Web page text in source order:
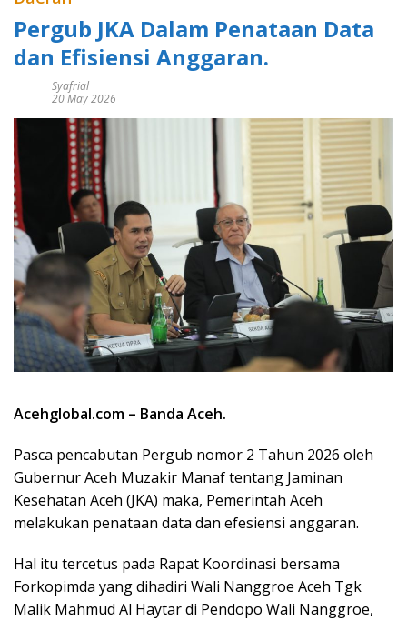
Pergub JKA Dalam Penataan Data
dan Efisiensi Anggaran.
Syafrial
20 May 2026
Acehglobal.com – Banda Aceh.
Pasca pencabutan Pergub nomor 2 Tahun 2026 oleh
Gubernur Aceh Muzakir Manaf tentang Jaminan
Kesehatan Aceh (JKA) maka, Pemerintah Aceh
melakukan penataan data dan efesiensi anggaran.
Hal itu tercetus pada Rapat Koordinasi bersama
Forkopimda yang dihadiri Wali Nanggroe Aceh Tgk
Malik Mahmud Al Haytar di Pendopo Wali Nanggroe,